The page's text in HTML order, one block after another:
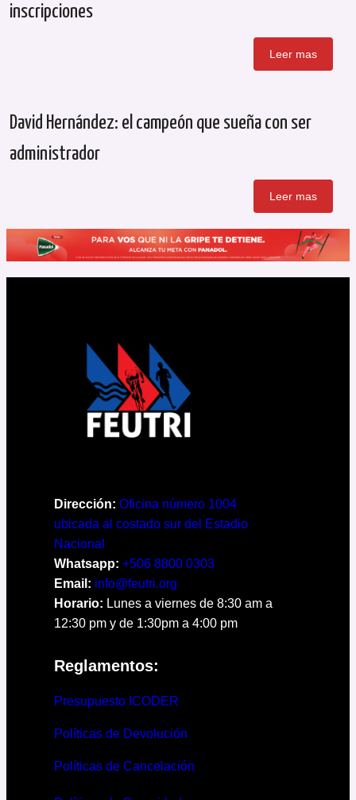
inscripciones
Leer mas
David Hernández: el campeón que sueña con ser
administrador
Leer mas
Dirección: Oficina número 1004
ubicada al costado sur del Estadio
Nacional
Whatsapp: +506 8800 0303
Email: info@feutri.org
Horario: Lunes a viernes de 8:30 am a
12:30 pm y de 1:30pm a 4:00 pm
Reglamentos:
Presupuesto ICODER
Políticas de Devolución
Políticas de Cancelación